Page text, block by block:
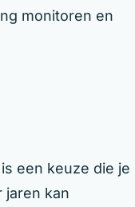
monitoren en
is een keuze die je
jaren kan